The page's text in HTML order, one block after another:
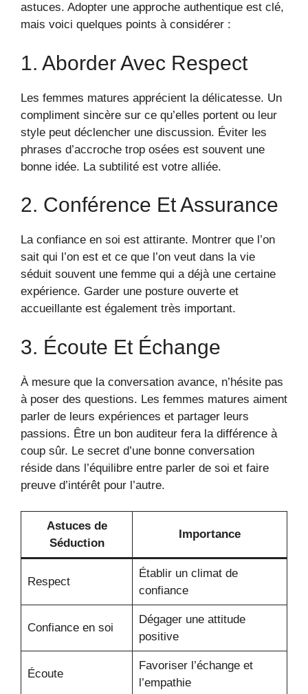
astuces. Adopter une approche authentique est clé,
mais voici quelques points à considérer :
1. Aborder Avec Respect
Les femmes matures apprécient la délicatesse. Un
compliment sincère sur ce qu’elles portent ou leur
style peut déclencher une discussion. Éviter les
phrases d’accroche trop osées est souvent une
bonne idée. La subtilité est votre alliée.
2. Conférence Et Assurance
La confiance en soi est attirante. Montrer que l’on
sait qui l’on est et ce que l’on veut dans la vie
séduit souvent une femme qui a déjà une certaine
expérience. Garder une posture ouverte et
accueillante est également très important.
3. Écoute Et Échange
À mesure que la conversation avance, n’hésite pas
à poser des questions. Les femmes matures aiment
parler de leurs expériences et partager leurs
passions. Être un bon auditeur fera la différence à
coup sûr. Le secret d’une bonne conversation
réside dans l’équilibre entre parler de soi et faire
preuve d’intérêt pour l’autre.
Astuces de
Séduction
Importance
Respect
Établir un climat de
confiance
Confiance en soi
Dégager une attitude
positive
Écoute
Favoriser l’échange et
l’empathie